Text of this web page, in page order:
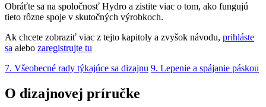
Obráťte sa na spoločnosť Hydro a zistite viac o tom, ako fungujú
tieto rôzne spoje v skutočných výrobkoch.
Ak chcete zobraziť viac z tejto kapitoly a zvyšok návodu, prihláste
sa alebo zaregistrujte tu
7. Všeobecné rady týkajúce sa dizajnu 9. Lepenie a spájanie páskou
O dizajnovej príručke